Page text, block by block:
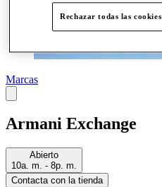
Marcas
Armani Exchange
Abierto
10a. m. - 8p. m.
Contacta con la tienda
Rechazar todas las cookies